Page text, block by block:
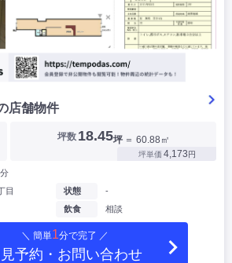
店舗物件
坪数 18.45坪 ＝ 60.88㎡
坪単価 4,173円
目
状態
-
飲食
相談
＼ 簡単1分で完了 ／
予約・お問い合わせ